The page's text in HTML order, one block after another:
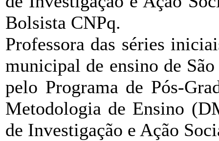
Bolsista CNPq.
Professora das séries
municipal de ensino de
pelo Programa de Pós-
Metodologia de Ensino
de Investigação e Ação